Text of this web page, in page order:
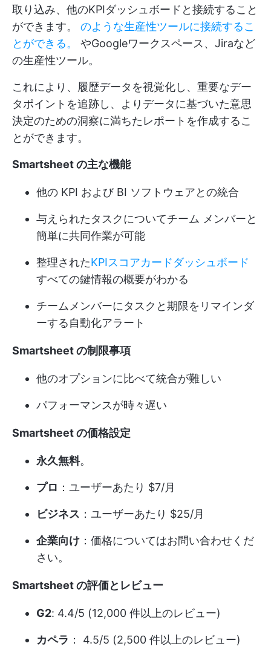
取り込み、他のKPIダッシュボードと接続すること
ができます。 のような生産性ツールに接続するこ
とができる。
やGoogleワークスペース、Jiraなど
の生産性ツール。
これにより、履歴データを視覚化し、重要なデー
タポイントを追跡し、よりデータに基づいた意思
決定のための洞察に満ちたレポートを作成するこ
とができます。
Smartsheet の主な機能
他の KPI および BI ソフトウェアとの統合
与えられたタスクについてチーム メンバーと
簡単に共同作業が可能
整理されたKPIスコアカードダッシュボード
すべての鍵情報の概要がわかる
チームメンバーにタスクと期限をリマインダ
ーする自動化アラート
Smartsheet の制限事項
他のオプションに比べて統合が難しい
パフォーマンスが時々遅い
Smartsheet の価格設定
永久無料。
プロ ：ユーザーあたり $7/月
ビジネス ：ユーザーあたり $25/月
企業向け ：価格についてはお問い合わせくだ
さい。
Smartsheet の評価とレビュー
G2: 4.4/5 (12,000 件以上のレビュー)
カペラ ： 4.5/5 (2,500 件以上のレビュー)